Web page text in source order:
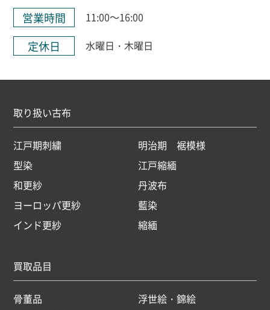
営業時間 11:00～16:00
定休日 水曜日・木曜日
取り扱い古布
江戸期刺繍
明治期 裾模様
型染
江戸縮緬
和更紗
丹波布
ヨーロッパ更紗
藍染
インド更紗
縮緬
買取品目
骨董品
浮世絵・錦絵